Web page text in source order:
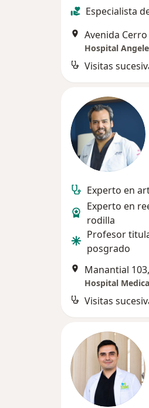
Especialista
Avenida
Hospital
Experto en
Experto en
rodilla
Profesor
posgrado
Manantial
Hospital
Visitas